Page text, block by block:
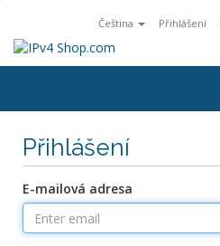
Čeština Přihlášení
Přihlášení
E-mailová adresa